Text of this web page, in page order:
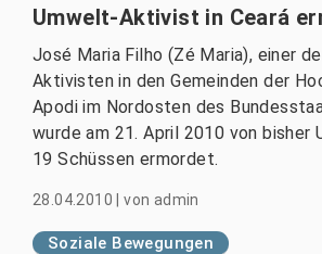
Umwelt-Aktivist in Ceará
José Maria Filho (Zé Maria), einer
Aktivisten in den Gemeinden der
Apodi im Nordosten des
wurde am 21. April 2010 von bisher
19 Schüssen ermordet.
28.04.2010 |von admin
Soziale Bewegungen